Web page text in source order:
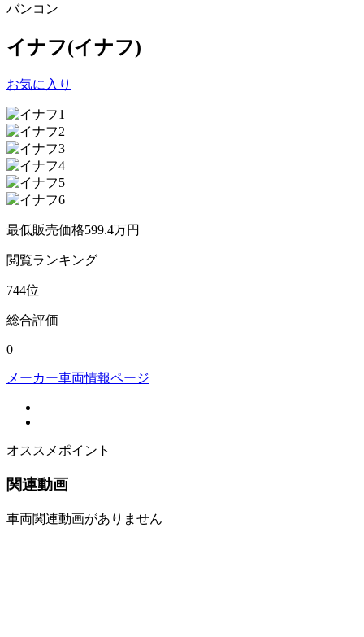
バンコン
イナフ(イナフ)
お気に入り
最低販売価格599.4万円
閲覧ランキング
744位
総合評価
0
メーカー車両情報ページ
オススメポイント
関連動画
車両関連動画がありません